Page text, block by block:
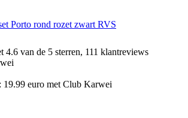
Porto rond rozet zwart RVS
4.6 van de 5 sterren, 111 klantreviews
19.99 euro met Club Karwei